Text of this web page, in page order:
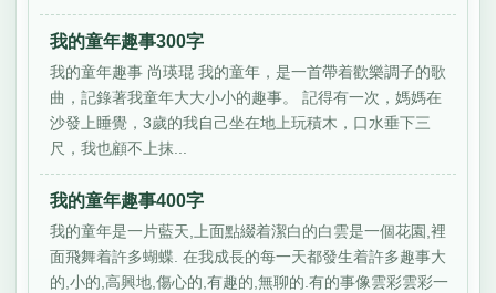
我的童年趣事300字
我的童年趣事 尚瑛琨 我的童年，是一首帶着歡樂調子的歌
曲，記錄著我童年大大小小的趣事。 記得有一次，媽媽在
沙發上睡覺，3歲的我自己坐在地上玩積木，口水垂下三
尺，我也顧不上抹...
我的童年趣事400字
我的童年是一片藍天,上面點綴着潔白的白雲是一個花園,裡
面飛舞着許多蝴蝶. 在我成長的每一天都發生着許多趣事大
的,小的,高興地,傷心的,有趣的,無聊的.有的事像雲彩雲彩一